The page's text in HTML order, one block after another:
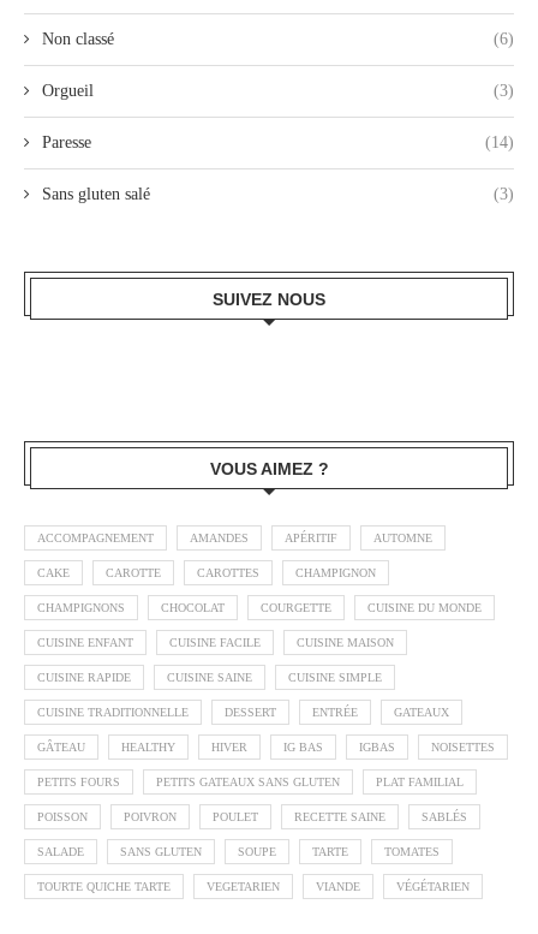
Non classé (6)
Orgueil (3)
Paresse (14)
Sans gluten salé (3)
SUIVEZ NOUS
VOUS AIMEZ ?
ACCOMPAGNEMENT AMANDES APÉRITIF AUTOMNE
CAKE CAROTTE CAROTTES CHAMPIGNON
CHAMPIGNONS CHOCOLAT COURGETTE CUISINE DU MONDE
CUISINE ENFANT CUISINE FACILE CUISINE MAISON
CUISINE RAPIDE CUISINE SAINE CUISINE SIMPLE
CUISINE TRADITIONNELLE DESSERT ENTRÉE GATEAUX
GÂTEAU HEALTHY HIVER IG BAS IGBAS NOISETTES
PETITS FOURS PETITS GATEAUX SANS GLUTEN PLAT FAMILIAL
POISSON POIVRON POULET RECETTE SAINE SABLÉS
SALADE SANS GLUTEN SOUPE TARTE TOMATES
TOURTE QUICHE TARTE VEGETARIEN VIANDE VÉGÉTARIEN